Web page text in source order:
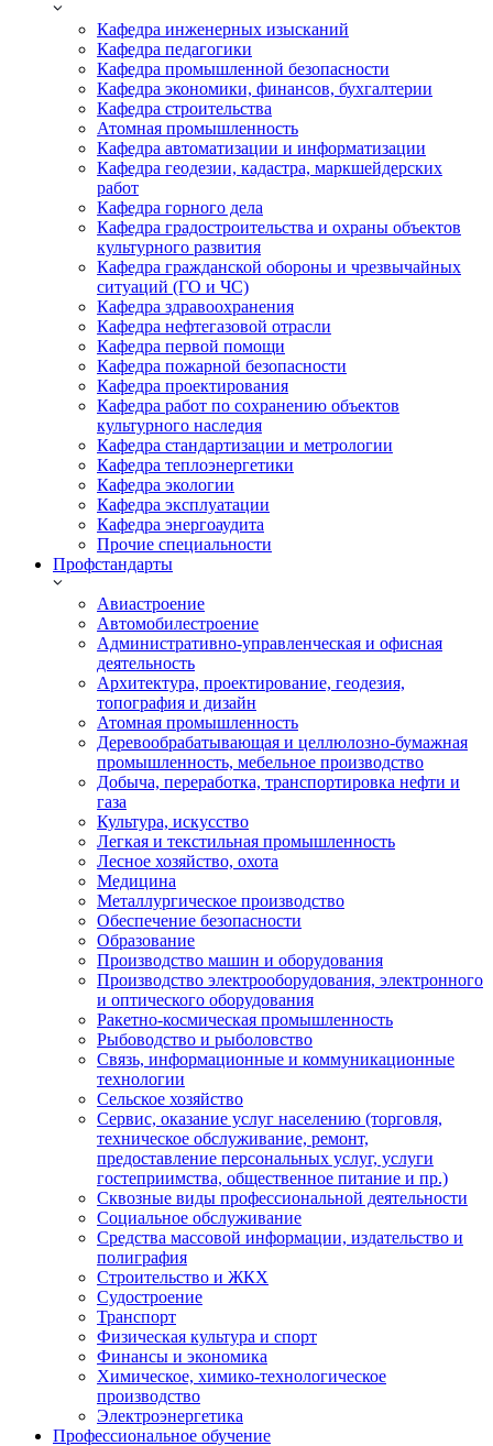
Кафедра инженерных изысканий
Кафедра педагогики
Кафедра промышленной безопасности
Кафедра экономики, финансов, бухгалтерии
Кафедра строительства
Атомная промышленность
Кафедра автоматизации и информатизации
Кафедра геодезии, кадастра, маркшейдерских
работ
Кафедра горного дела
Кафедра градостроительства и охраны объектов
культурного развития
Кафедра гражданской обороны и чрезвычайных
ситуаций (ГО и ЧС)
Кафедра здравоохранения
Кафедра нефтегазовой отрасли
Кафедра первой помощи
Кафедра пожарной безопасности
Кафедра проектирования
Кафедра работ по сохранению объектов
культурного наследия
Кафедра стандартизации и метрологии
Кафедра теплоэнергетики
Кафедра экологии
Кафедра эксплуатации
Кафедра энергоаудита
Прочие специальности
Профстандарты
Авиастроение
Автомобилестроение
Административно-управленческая и офисная
деятельность
Архитектура, проектирование, геодезия,
топография и дизайн
Атомная промышленность
Деревообрабатывающая и целлюлозно-бумажная
промышленность, мебельное производство
Добыча, переработка, транспортировка нефти и
газа
Культура, искусство
Легкая и текстильная промышленность
Лесное хозяйство, охота
Медицина
Металлургическое производство
Обеспечение безопасности
Образование
Производство машин и оборудования
Производство электрооборудования, электронного
и оптического оборудования
Ракетно-космическая промышленность
Рыбоводство и рыболовство
Связь, информационные и коммуникационные
технологии
Сельское хозяйство
Сервис, оказание услуг населению (торговля,
техническое обслуживание, ремонт,
предоставление персональных услуг, услуги
гостеприимства, общественное питание и пр.)
Сквозные виды профессиональной деятельности
Социальное обслуживание
Средства массовой информации, издательство и
полиграфия
Строительство и ЖКХ
Судостроение
Транспорт
Физическая культура и спорт
Финансы и экономика
Химическое, химико-технологическое
производство
Электроэнергетика
Профессиональное обучение